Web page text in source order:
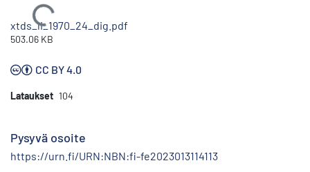
Ladataan...
xtds_li_1970_24_dig.pdf
503.06 KB
CC BY 4.0
Lataukset 104
Pysyvä osoite
https://urn.fi/URN:NBN:fi-fe2023013114113